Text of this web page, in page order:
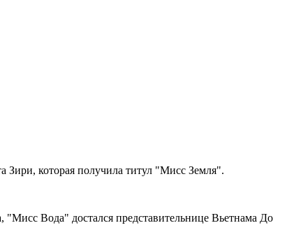
которая получила титул "Мисс Земля".
Вода" достался представительнице Вьетнама До